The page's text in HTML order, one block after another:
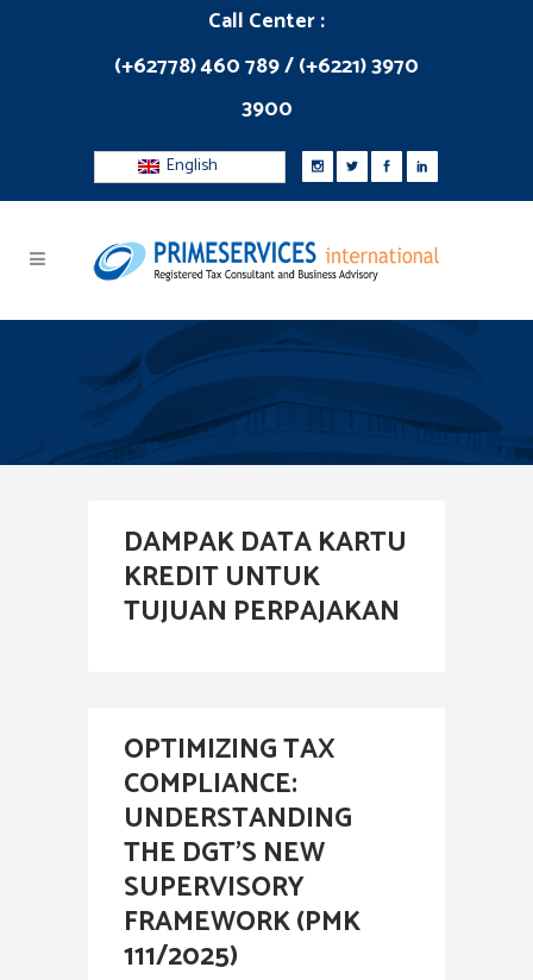
Call Center :
(+62778) 460 789 / (+6221) 3970
3900
English
DAMPAK DATA KARTU
KREDIT UNTUK
TUJUAN PERPAJAKAN
OPTIMIZING TAX
COMPLIANCE:
UNDERSTANDING
THE DGT’S NEW
SUPERVISORY
FRAMEWORK (PMK
111/2025)